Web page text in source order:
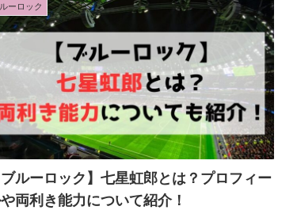
ーロック
ブルーロック】七星虹郎とは？プロフィー
両利き能力について紹介！